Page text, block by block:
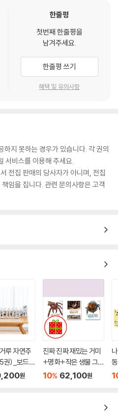
한줄평
첫번째 한줄평을
남겨주세요.
한줄평 쓰기
혜택 및 유의사항
지 못하는 경우가 있습니다. 각 권의
서비스를 이용해 주세요.
전집 판매의 당사자가 아니며, 전집
임을 집니다. 관련 문의사항은 고객
루 자연주
권)_보드북
드북 5권
원
진짜 진짜 재밌는 거미
+명화+작은 생물 그림
책 세트 (전3권)
10% 62,100원